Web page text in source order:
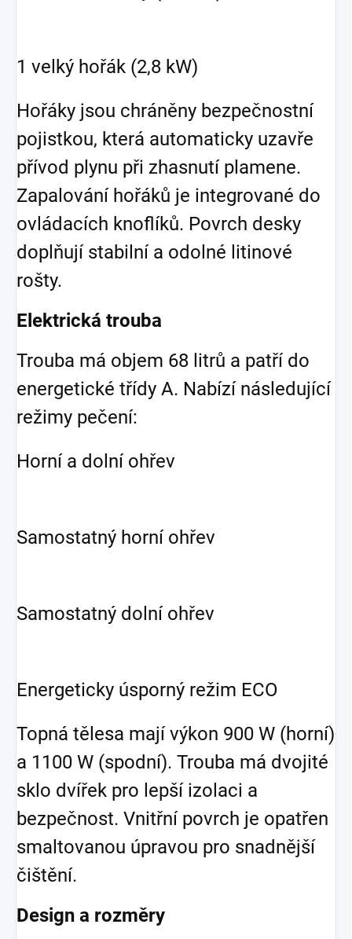
1 velký hořák (2,8 kW)
Hořáky jsou chráněny bezpečnostní
pojistkou, která automaticky uzavře
přívod plynu při zhasnutí plamene.
Zapalování hořáků je integrované do
ovládacích knoflíků. Povrch desky
doplňují stabilní a odolné litinové
rošty.
Elektrická trouba
Trouba má objem 68 litrů a patří do
energetické třídy A. Nabízí následující
režimy pečení:
Horní a dolní ohřev
Samostatný horní ohřev
Samostatný dolní ohřev
Energeticky úsporný režim ECO
Topná tělesa mají výkon 900 W (horní)
a 1100 W (spodní). Trouba má dvojité
sklo dvířek pro lepší izolaci a
bezpečnost. Vnitřní povrch je opatřen
smaltovanou úpravou pro snadnější
čištění.
Design a rozměry